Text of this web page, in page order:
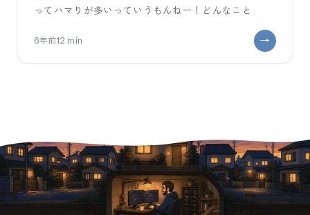
ってハマりが多いっていうもんねー！どんなこと
6年前12 min